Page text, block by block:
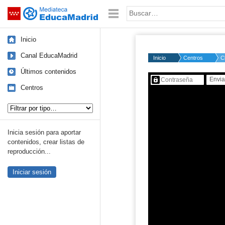
Saltar navegación Palabra o frase:
Inicio
Canal EducaMadrid
Últimos contenidos
Centros
Inicia sesión para aportar
contenidos, crear listas de
reproducción...
Iniciar sesión
Inicio Centros
Contenido protegido…